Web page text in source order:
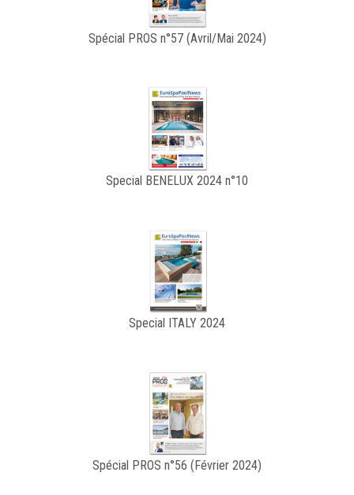
Spécial PROS n°57 (Avril/Mai 2024)
Special BENELUX 2024 n°10
Special ITALY 2024
Spécial PROS n°56 (Février 2024)